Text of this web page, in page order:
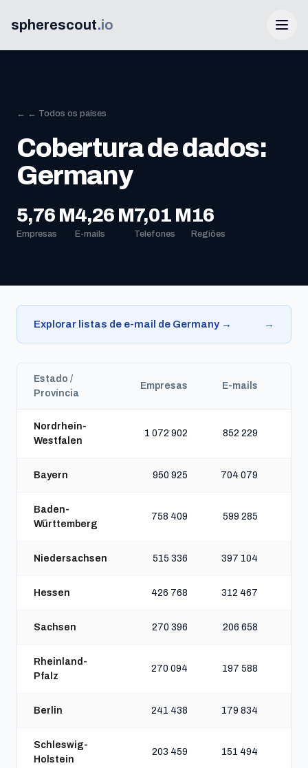
spherescout.io
Iniciar sessão
Obtenha 100 leads grátis
← ← Todos os países
Cobertura de dados:
Germany
5,76 M
Empresas
4,26 M
E-mails
7,01 M
Telefones
16
Regiões
Explorar listas de e-mail de Germany → →
Estado /
Província
Empresas E-mails
Nordrhein-
Westfalen
1 072 902 852 229
Bayern 950 925 704 079
Baden-
Württemberg
758 409 599 285
Niedersachsen 515 336 397 104
Hessen 426 768 312 467
Sachsen 270 396 206 658
Rheinland-
Pfalz
270 094 197 588
Berlin 241 438 179 834
Schleswig-
Holstein
203 459 151 494